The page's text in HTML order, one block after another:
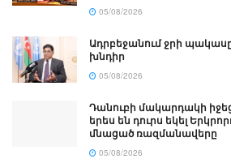
05/08/2026
Ադրբեջանում ջրի
խնդիր
05/08/2026
Դանուբի մակարդակի
երես են դուրս եկել
մնացած ռազմանավերը
05/08/2026